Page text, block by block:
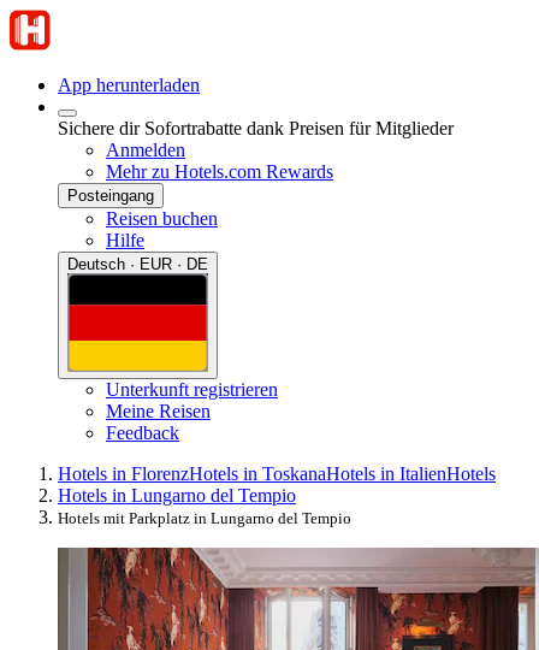
App herunterladen
Sichere dir Sofortrabatte dank Preisen für Mitglieder
Anmelden
Mehr zu Hotels.com Rewards
Posteingang
Reisen buchen
Hilfe
Deutsch · EUR · DE
Unterkunft registrieren
Meine Reisen
Feedback
Hotels in FlorenzHotels in ToskanaHotels in ItalienHotels
Hotels in Lungarno del Tempio
Hotels mit Parkplatz in Lungarno del Tempio